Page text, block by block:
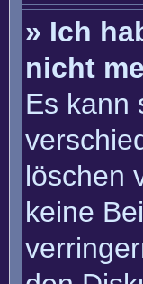
» Ich
nicht
Es kann
löschen
keine